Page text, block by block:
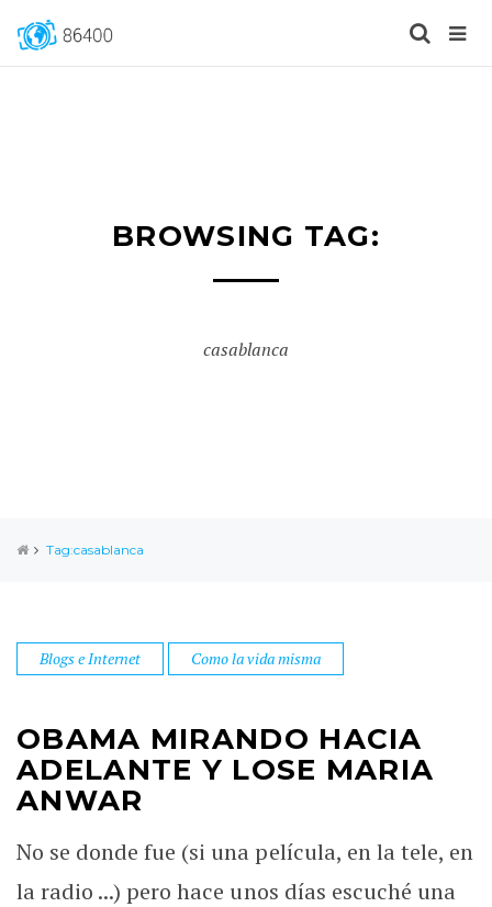
BROWSING TAG:
casablanca
Tag:casablanca
Blogs e Internet Como la vida misma
OBAMA MIRANDO HACIA
ADELANTE Y LOSE MARIA
ANWAR
No se donde fue (si una película, en la tele, en
la radio ...) pero hace unos días escuché una